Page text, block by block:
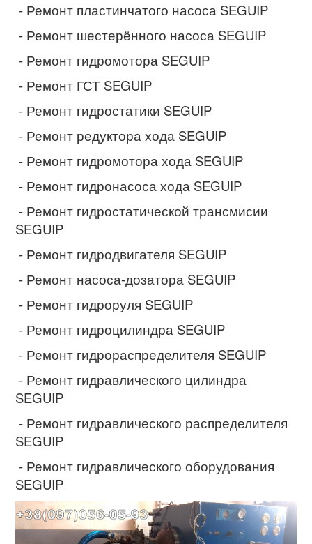
- Ремонт пластинчатого насоса SEGUIP
- Ремонт шестерённого насоса SEGUIP
- Ремонт гидромотора SEGUIP
- Ремонт ГСТ SEGUIP
- Ремонт гидростатики SEGUIP
- Ремонт редуктора хода SEGUIP
- Ремонт гидромотора хода SEGUIP
- Ремонт гидронасоса хода SEGUIP
- Ремонт гидростатической трансмисии
SEGUIP
- Ремонт гидродвигателя SEGUIP
- Ремонт насоса-дозатора SEGUIP
- Ремонт гидроруля SEGUIP
- Ремонт гидроцилиндра SEGUIP
- Ремонт гидрораспределителя SEGUIP
- Ремонт гидравлического цилиндра
SEGUIP
- Ремонт гидравлического распределителя
SEGUIP
- Ремонт гидравлического оборудования
SEGUIP